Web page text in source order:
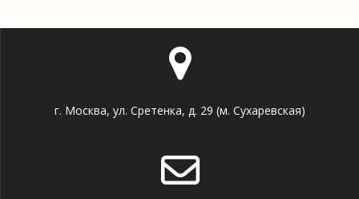
г. Москва, ул. Сретенка, д. 29 (м. Сухаревская)